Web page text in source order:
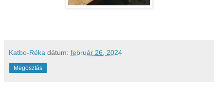
Katbo-Réka dátum: február 26, 2024
Megosztás